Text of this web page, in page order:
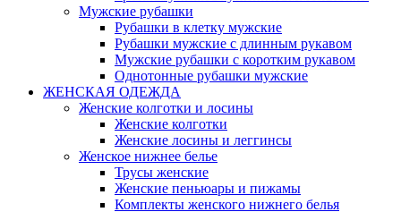
Мужские рубашки
Рубашки в клетку мужские
Рубашки мужские с длинным рукавом
Мужские рубашки с коротким рукавом
Однотонные рубашки мужские
ЖЕНСКАЯ ОДЕЖДА
Женские колготки и лосины
Женские колготки
Женские лосины и леггинсы
Женское нижнее белье
Трусы женские
Женские пеньюары и пижамы
Комплекты женского нижнего белья